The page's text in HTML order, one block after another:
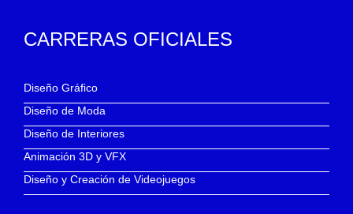
CARRERAS OFICIALES
Diseño Gráfico
Diseño de Moda
Diseño de Interiores
Animación 3D y VFX
Diseño y Creación de Videojuegos